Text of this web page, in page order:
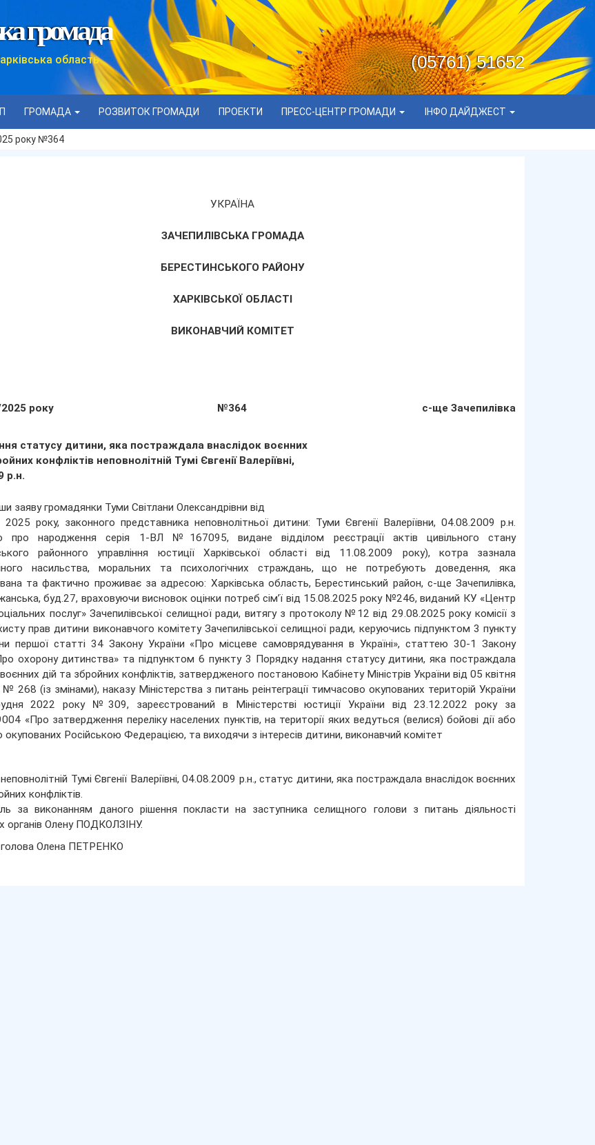
громада
область
(05761) 51652
ГРОМАДА РОЗВИТОК ГРОМАДИ ПРОЕКТИ ПРЕСС-ЦЕНТР ГРОМАДИ ІНФО ДАЙДЖЕСТ
року №364
УКРАЇНА
ЗАЧЕПИЛІВСЬКА ГРОМАДА
БЕРЕСТИНСЬКОГО РАЙОНУ
ХАРКІВСЬКОЇ ОБЛАСТІ
ВИКОНАВЧИЙ КОМІТЕТ
року №364 с-ще Зачепилівка
статусу дитини, яка постраждала внаслідок воєнних
конфліктів неповнолітній Тумі Євгенії Валеріївні,
р.н.
заяву громадянки Туми Світлани Олександрівни від
року, законного представника неповнолітньої дитини: Туми Євгенії Валеріївни, 04.08.2009 р.н.
про народження серія 1-ВЛ №167095, видане відділом реєстрації актів цивільного стану
районного управління юстиції Харківської області від 11.08.2009 року), котра зазнала
насильства, моральних та психологічних страждань, що не потребують доведення, яка
та фактично проживає за адресою: Харківська область, Берестинський район, с-ще Зачепилівка,
буд.27, враховуючи висновок оцінки потреб сім’ї від 15.08.2025 року №246, виданий КУ «Центр
послуг» Зачепилівської селищної ради, витягу з протоколу №12 від 29.08.2025 року комісії з
прав дитини виконавчого комітету Зачепилівської селищної ради, керуючись підпунктом 3 пункту
першої статті 34 Закону України «Про місцеве самоврядування в Україні», статтею 30-1 Закону
охорону дитинства» та підпунктом 6 пункту 3 Порядку надання статусу дитини, яка постраждала
дій та збройних конфліктів, затвердженого постановою Кабінету Міністрів України від 05 квітня
268 (із змінами), наказу Міністерства з питань реінтеграції тимчасово окупованих територій України
2022 року №309, зареєстрований в Міністерстві юстиції України від 23.12.2022 року за
«Про затвердження переліку населених пунктів, на території яких ведуться (велися) бойові дії або
Російською Федерацією, та виходячи з інтересів дитини, виконавчий комітет
Тумі Євгенії Валеріївні, 04.08.2009 р.н., статус дитини, яка постраждала внаслідок воєнних
конфліктів.
за виконанням даного рішення покласти на заступника селищного голови з питань діяльності
органів Олену ПОДКОЛЗІНУ.
Олена ПЕТРЕНКО